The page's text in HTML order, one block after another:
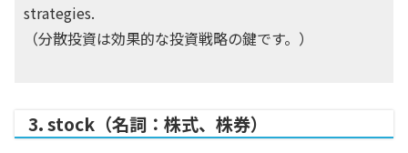
strategies.
（分散投資は効果的な投資戦略の鍵です。）
3. stock（名詞：株式、株券）